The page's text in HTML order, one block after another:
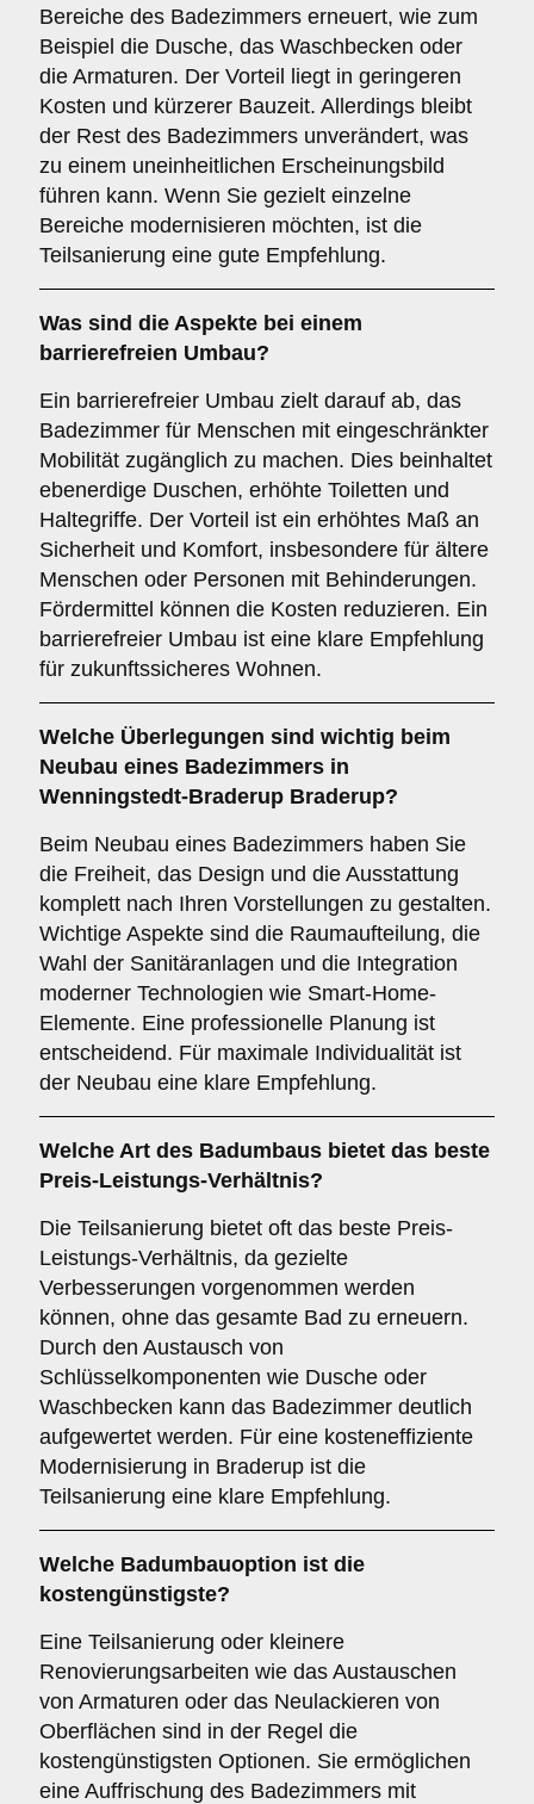
Bereiche des Badezimmers erneuert, wie zum
Beispiel die Dusche, das Waschbecken oder
die Armaturen. Der Vorteil liegt in geringeren
Kosten und kürzerer Bauzeit. Allerdings bleibt
der Rest des Badezimmers unverändert, was
zu einem uneinheitlichen Erscheinungsbild
führen kann. Wenn Sie gezielt einzelne
Bereiche modernisieren möchten, ist die
Teilsanierung eine gute Empfehlung.
Was sind die Aspekte bei einem
barrierefreien Umbau?
Ein barrierefreier Umbau zielt darauf ab, das
Badezimmer für Menschen mit eingeschränkter
Mobilität zugänglich zu machen. Dies beinhaltet
ebenerdige Duschen, erhöhte Toiletten und
Haltegriffe. Der Vorteil ist ein erhöhtes Maß an
Sicherheit und Komfort, insbesondere für ältere
Menschen oder Personen mit Behinderungen.
Fördermittel können die Kosten reduzieren. Ein
barrierefreier Umbau ist eine klare Empfehlung
für zukunftssicheres Wohnen.
Welche Überlegungen sind wichtig beim
Neubau eines Badezimmers in
Wenningstedt-Braderup Braderup?
Beim Neubau eines Badezimmers haben Sie
die Freiheit, das Design und die Ausstattung
komplett nach Ihren Vorstellungen zu gestalten.
Wichtige Aspekte sind die Raumaufteilung, die
Wahl der Sanitäranlagen und die Integration
moderner Technologien wie Smart-Home-
Elemente. Eine professionelle Planung ist
entscheidend. Für maximale Individualität ist
der Neubau eine klare Empfehlung.
Welche Art des Badumbaus bietet das beste
Preis-Leistungs-Verhältnis?
Die Teilsanierung bietet oft das beste Preis-
Leistungs-Verhältnis, da gezielte
Verbesserungen vorgenommen werden
können, ohne das gesamte Bad zu erneuern.
Durch den Austausch von
Schlüsselkomponenten wie Dusche oder
Waschbecken kann das Badezimmer deutlich
aufgewertet werden. Für eine kosteneffiziente
Modernisierung in Braderup ist die
Teilsanierung eine klare Empfehlung.
Welche Badumbauoption ist die
kostengünstigste?
Eine Teilsanierung oder kleinere
Renovierungsarbeiten wie das Austauschen
von Armaturen oder das Neulackieren von
Oberflächen sind in der Regel die
kostengünstigsten Optionen. Sie ermöglichen
eine Auffrischung des Badezimmers mit